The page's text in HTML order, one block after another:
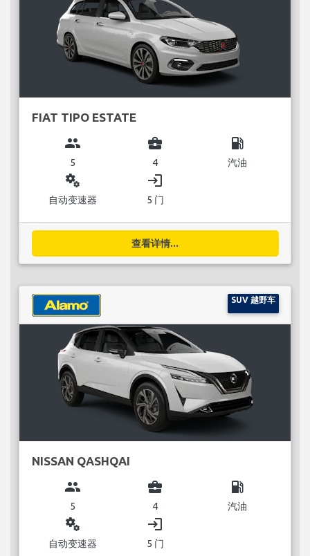
FIAT TIPO ESTATE
group
5
business_center
4
local_gas_station
汽油
miscellaneous_services
自动变速器
login
5 门
查看详情...
SUV 越野车
NISSAN QASHQAI
group
5
business_center
4
local_gas_station
汽油
miscellaneous_services
自动变速器
login
5 门